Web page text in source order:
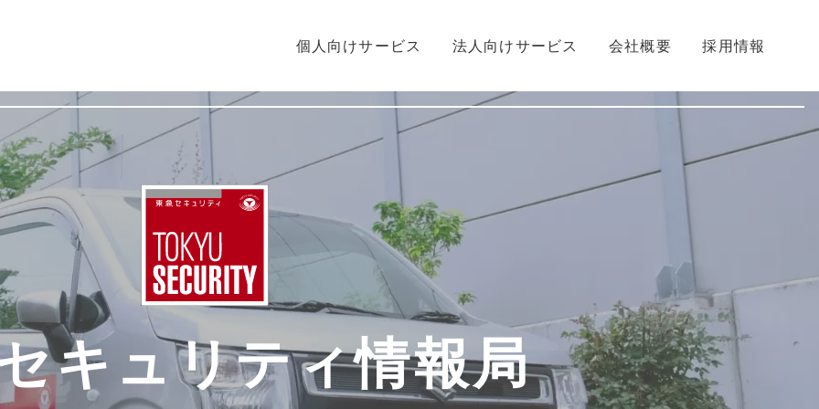
個人向けサービス 法人向けサービス 会社概要 採用情報
キュリティ情報局